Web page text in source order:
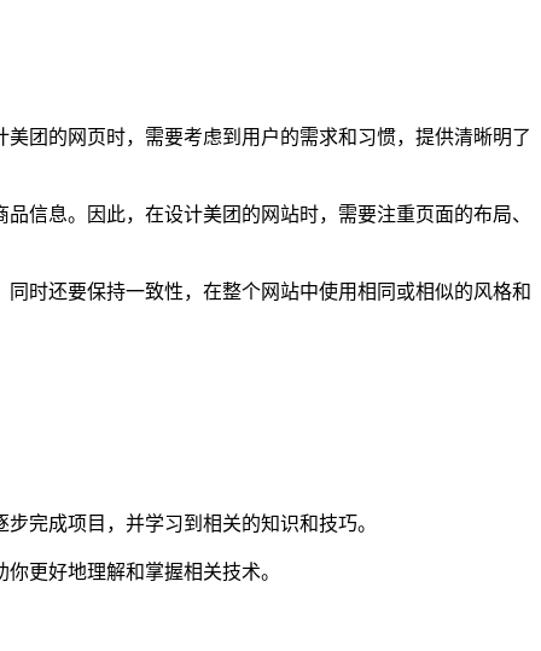
团的网页时，需要考虑到用户的需求和习惯，提供清晰明了
信息。因此，在设计美团的网站时，需要注重页面的布局、
时还要保持一致性，在整个网站中使用相同或相似的风格和
完成项目，并学习到相关的知识和技巧。
更好地理解和掌握相关技术。